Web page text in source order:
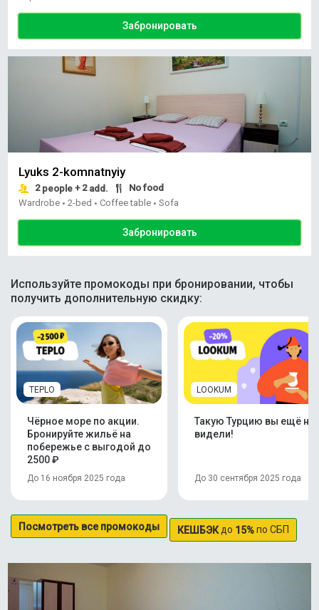
Забронировать
Lyuks 2-komnatnyiy
2people + 2add.
No food
Wardrobe • 2-bed • Coffee table • Sofa
Забронировать
Используйте промокоды при бронировании, чтобы
получить дополнительную скидку:
TEPLO
Чёрное море по акции.
Бронируйте жильё на
побережье с выгодой до
2500 ₽
До 16 ноября 2025 года
LOOKUM
Такую Турцию вы ещё не
видели!
До 30 сентября 2025 года
Посмотреть все промокоды КЕШБЭКдо 15%по СБП